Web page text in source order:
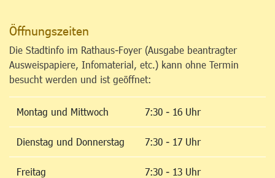
Öffnungszeiten
Die Stadtinfo im Rathaus-Foyer (Ausgabe beantragter
Ausweispapiere, Infomaterial, etc.) kann ohne Termin
besucht werden und ist geöffnet:
Montag und Mittwoch 7:30 - 16 Uhr
Dienstag und Donnerstag 7:30 - 17 Uhr
Freitag 7:30 - 13 Uhr